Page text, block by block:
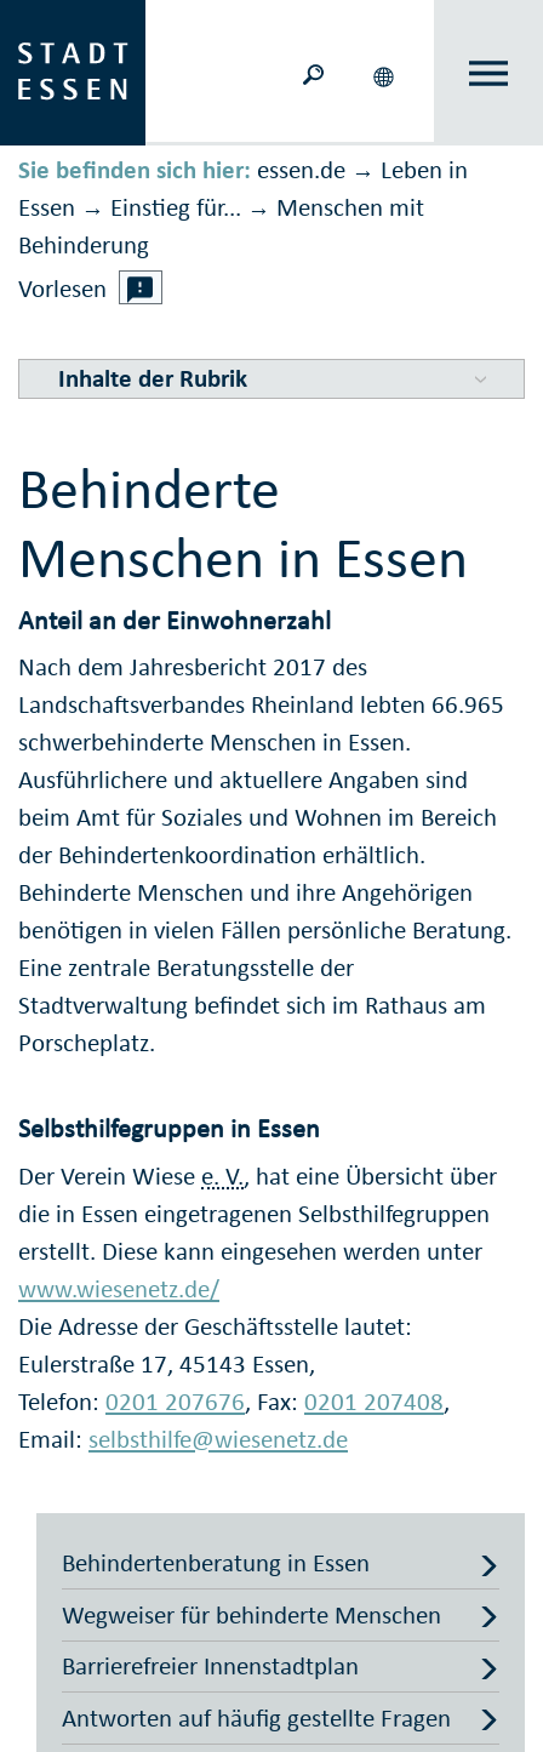
Sie befinden sich hier: essen.de → Leben in
Essen → Einstieg für... → Menschen mit
Behinderung
Vorlesen
Inhalte der Rubrik
Behinderte
Menschen in Essen
Anteil an der Einwohnerzahl
Nach dem Jahresbericht 2017 des
Landschaftsverbandes Rheinland lebten 66.965
schwerbehinderte Menschen in Essen.
Ausführlichere und aktuellere Angaben sind
beim Amt für Soziales und Wohnen im Bereich
der Behindertenkoordination erhältlich.
Behinderte Menschen und ihre Angehörigen
benötigen in vielen Fällen persönliche Beratung.
Eine zentrale Beratungsstelle der
Stadtverwaltung befindet sich im Rathaus am
Porscheplatz.
Selbsthilfegruppen in Essen
Der Verein Wiese e. V., hat eine Übersicht über
die in Essen eingetragenen Selbsthilfegruppen
erstellt. Diese kann eingesehen werden unter
www.wiesenetz.de/
Die Adresse der Geschäftsstelle lautet:
Eulerstraße 17, 45143 Essen,
Telefon: 0201 207676, Fax: 0201 207408,
Email: selbsthilfe@wiesenetz.de
Behinderten­beratung in Essen
Wegweiser für behinderte Menschen
Barrierefreier Innenstadtplan
Antworten auf häufig gestellte Fragen